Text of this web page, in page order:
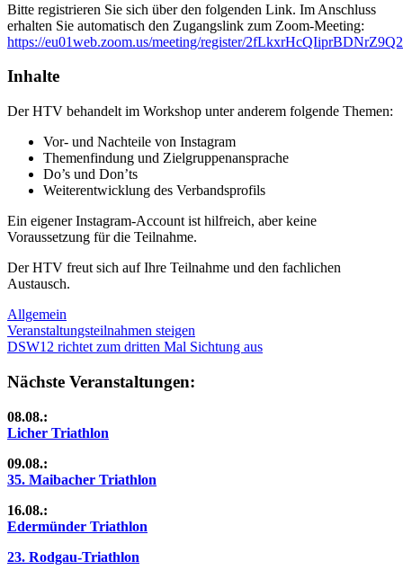
Bitte registrieren Sie sich über den folgenden Link. Im Anschluss
erhalten Sie automatisch den Zugangslink zum Zoom‑Meeting:
https://eu01web.zoom.us/meeting/register/
Inhalte
Der HTV behandelt im Workshop unter anderem folgende Themen:
Vor- und Nachteile von Instagram
Themenfindung und Zielgruppenansprache
Do’s und Don’ts
Weiterentwicklung des Verbandsprofils
Ein eigener Instagram‑Account ist hilfreich, aber keine
Voraussetzung für die Teilnahme.
Der HTV freut sich auf Ihre Teilnahme und den fachlichen
Austausch.
Allgemein
Beitragsnavigation
Vorheriger
Beitrag:
Veranstaltungsteilnahmen steigen
Nächster
DSW12 richtet zum dritten Mal Sichtung aus
Nächste Veranstaltungen:
08.08.:
Licher Triathlon
09.08.:
35. Maibacher Triathlon
16.08.:
Edermünder Triathlon
23. Rodgau-Triathlon